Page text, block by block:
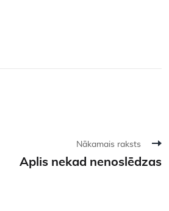
Nākamais raksts
Aplis nekad nenoslēdzas